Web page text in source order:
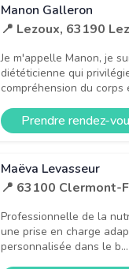
Manon Galleron
📍 Lezoux, 63190
Je m'appelle Manon, je
diététicienne qui
compréhension du corps
Prendre rendez-
Maëva Levasseur
📍 63100 Clermont-
Professionnelle de la
une prise en charge
personnalisée dans le b...